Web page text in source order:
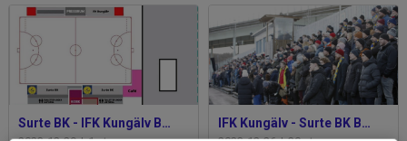
Surte BK - IFK Kungälv Bandyallsvenskan 23-24 IFK Kungälv - Surte BK Bandyallsvenskan 23-24